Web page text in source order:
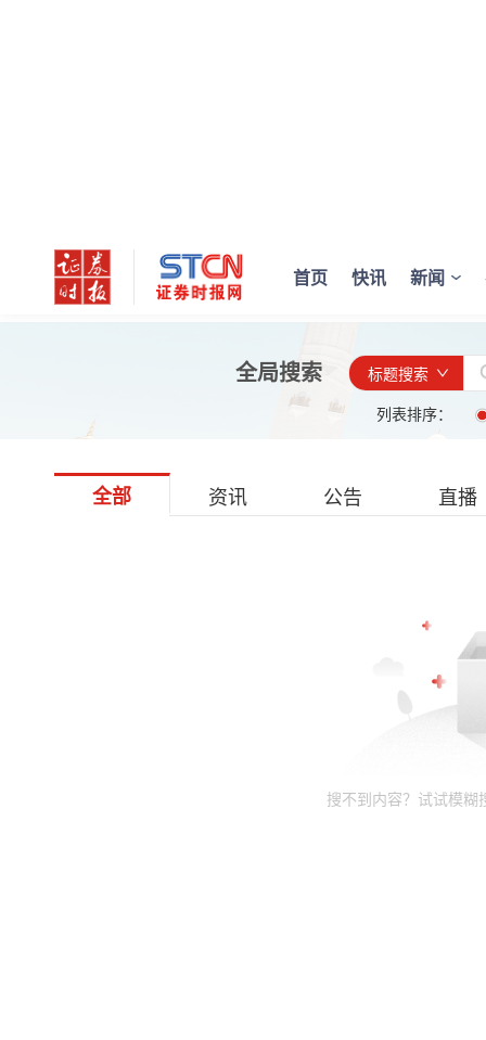
首页 快讯 新闻
全局搜索
标题搜索
列表排序：
全部 资讯 公告 直播
搜不到内容？试试模糊